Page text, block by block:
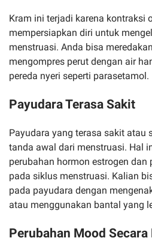
Kram ini terjadi karena kontraksi
mempersiapkan diri untuk
menstruasi. Anda bisa
mengompres perut dengan air
pereda nyeri seperti parasetamol.
Payudara Terasa Sakit
Payudara yang terasa sakit atau
tanda awal dari menstruasi. Hal
perubahan hormon estrogen dan
pada siklus menstruasi. Kalian
pada payudara dengan
atau menggunakan bantal yang
Perubahan Mood Secara